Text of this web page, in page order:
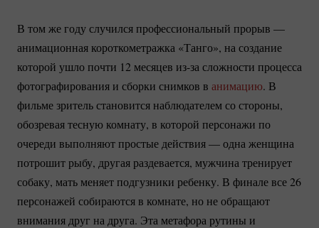
В том же году случился профессиональный прорыв —
анимационная короткометражка «Танго», на создание
которой ушло почти 12 месяцев из-за сложности процесса
фотографирования и сборки снимков в анимацию. В
фильме зритель становится наблюдателем со стороны,
обозревая тесную комнату, в которой персонажи по
очереди выполняют простые действия — одна женщина
потрошит рыбу, другая раздевается, мужчина тренирует
собаку, мать меняет подгузники ребенку. В финале все 26
персонажей собираются в комнате, но не обращают
внимания друг на друга. Эта метафора рутины и